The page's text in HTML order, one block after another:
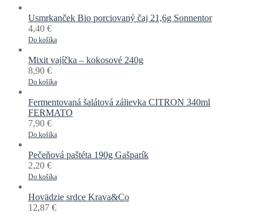
Usmrkanček Bio porciovaný čaj 21,6g Sonnentor
4,40 €
Do košíka
Mixit vajíčka – kokosové 240g
8,90 €
Do košíka
Fermentovaná šalátová zálievka CITRON 340ml
FERMATO
7,90 €
Do košíka
Pečeňová paštéta 190g Gašparík
2,20 €
Do košíka
Hovädzie srdce Krava&Co
12,87 €